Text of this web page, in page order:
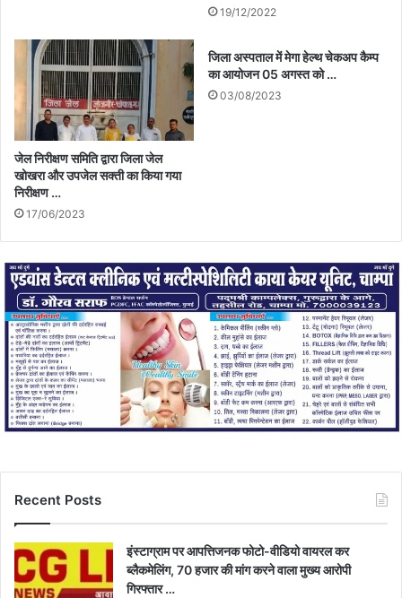
19/12/2022
जेल निरीक्षण समिति द्वारा जिला जेल
खोखरा और उपजेल सक्ती का किया गया
निरीक्षण …
17/06/2023
जिला अस्पताल में मेगा हेल्थ चेकअप कैम्प
का आयोजन 05 अगस्त को …
03/08/2023
Recent Posts
इंस्टाग्राम पर आपत्तिजनक फोटो-वीडियो वायरल कर
ब्लैकमेलिंग, 70 हजार की मांग करने वाला मुख्य आरोपी
गिरफ्तार …